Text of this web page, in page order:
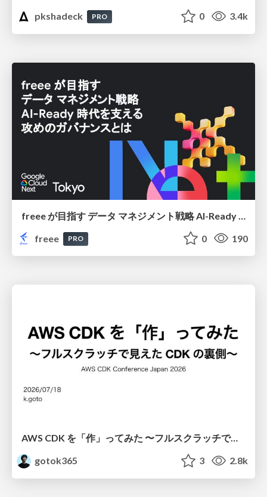
pkshadeck
PRO 0 3.4k
freee
PRO 0 190
AWS CDK を「作」ってみた 〜フルスクラッチで見えた CDK の裏側〜 / aws-cdk-from-scratch
gotok365
3 2.8k